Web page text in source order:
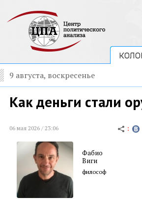
9 августа, воскресенье
Как деньги стали
06 мая 2026 / 23:06
Фабио
Виги
философ